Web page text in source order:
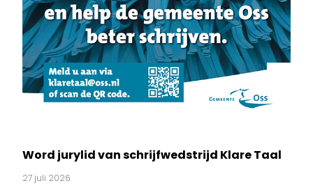
Word jurylid van schrijfwedstrijd Klare Taal
27 juli 2026